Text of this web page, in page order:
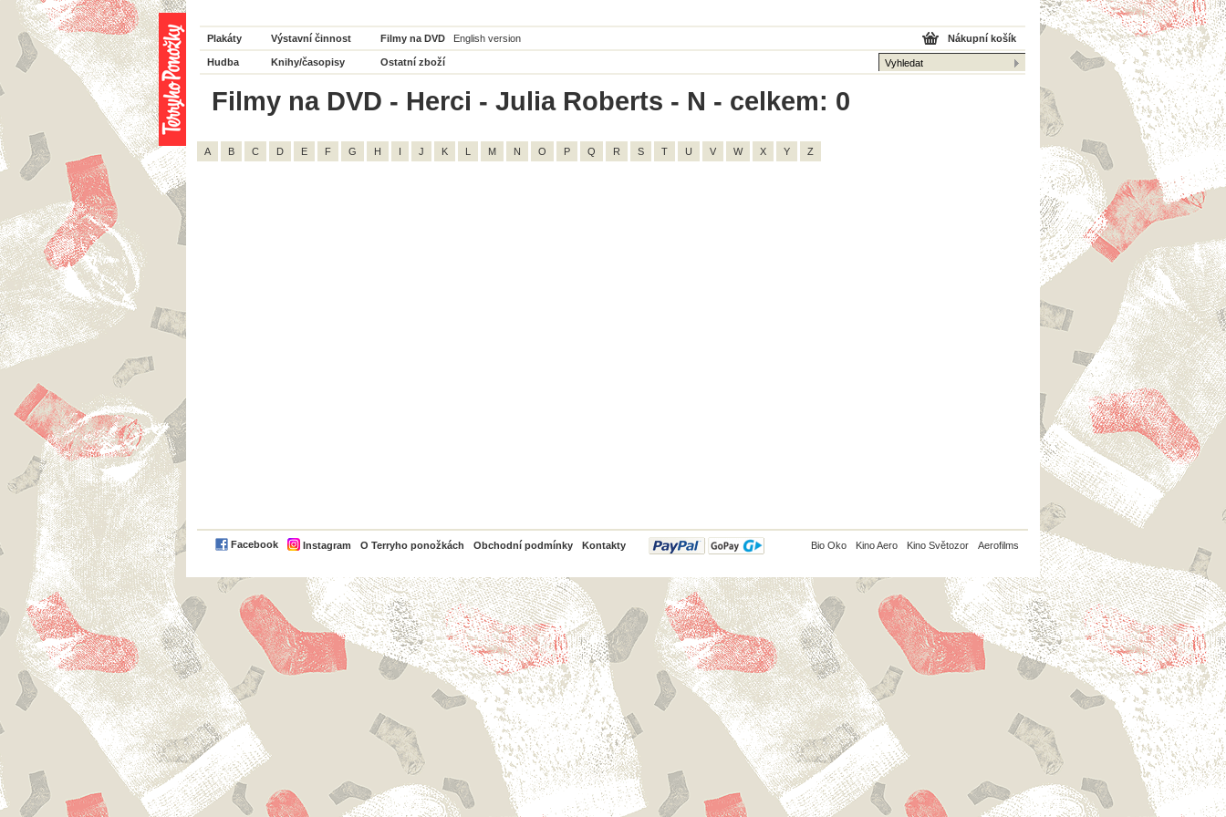
Plakáty Výstavní činnost Filmy na DVD English version
Hudba Knihy/časopisy Ostatní zboží
Nákupní košík
Filmy na DVD - Herci - Julia Roberts - N - celkem: 0
A B C D E F G H I J K L M N O P Q R S T U V W X Y Z
Facebook Instagram O Terryho ponožkách Obchodní podmínky Kontakty
PayPal Bio Oko Kino Aero Kino Světozor Aerofilms